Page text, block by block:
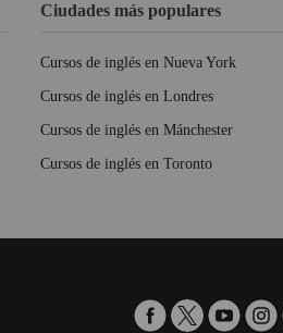
Ciudades más populares
Cursos de inglés en Nueva York
Cursos de inglés en Londres
Cursos de inglés en Mánchester
Cursos de inglés en Toronto